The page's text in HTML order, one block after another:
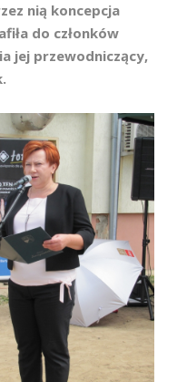
nią koncepcja
do członków
jej przewodniczący,